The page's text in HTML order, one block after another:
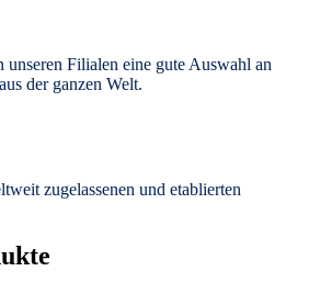
unseren Filialen eine gute Auswahl an
der ganzen Welt.
zugelassenen und etablierten